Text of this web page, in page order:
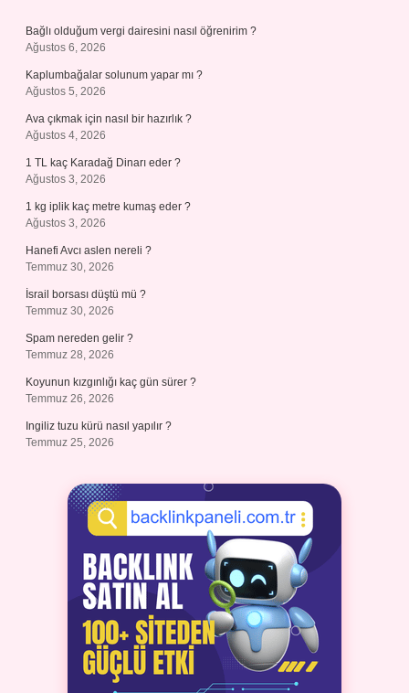
Bağlı olduğum vergi dairesini nasıl öğrenirim ?
Ağustos 6, 2026
Kaplumbağalar solunum yapar mı ?
Ağustos 5, 2026
Ava çıkmak için nasıl bir hazırlık ?
Ağustos 4, 2026
1 TL kaç Karadağ Dinarı eder ?
Ağustos 3, 2026
1 kg iplik kaç metre kumaş eder ?
Ağustos 3, 2026
Hanefi Avcı aslen nereli ?
Temmuz 30, 2026
İsrail borsası düştü mü ?
Temmuz 30, 2026
Spam nereden gelir ?
Temmuz 28, 2026
Koyunun kızgınlığı kaç gün sürer ?
Temmuz 26, 2026
Ingiliz tuzu kürü nasıl yapılır ?
Temmuz 25, 2026